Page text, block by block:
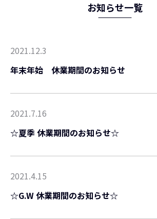
お知らせ一覧
2021.12.3
年末年始 休業期間のお知らせ
2021.7.16
☆夏季 休業期間のお知らせ☆
2021.4.15
☆G.W 休業期間のお知らせ☆